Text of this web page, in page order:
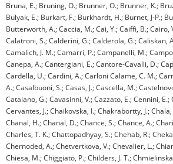
Bruna, E.; Bruning, O.; Brunner, O.; Brunner, K.;
Bulyak, E.; Burkart, F.; Burkhardt, H.; Burnet, J-P.;
Butterworth, A.; Caccia, M.; Cai, Y.; Caiffi, B.; Cairo,
Calatroni, S.; Calderini, G.; Calderola, G.; Caliskan,
Camalich, J. M.; Camarri, P.; Campanelli, M.;
Canepa, A.; Cantergiani, E.; Cantore-Cavalli, D.;
Cardella, U.; Cardini, A.; Carloni Calame, C. M.;
A.; Casalbuoni, S.; Casas, J.; Cascella, M.;
Catalano, G.; Cavasinni, V.; Cazzato, E.; Cennini,
Cervantes, J.; Chaikovska, I.; Chakrabortty, J.;
Chanal, H.; Chanal, D.; Chance, S.; Chance, A.;
Charles, T. K.; Chattopadhyay, S.; Chehab, R.;
Chernoded, A.; Chetvertkova, V.; Chevalier, L.;
Chiesa, M.; Chiggiato, P.; Childers, J. T.;